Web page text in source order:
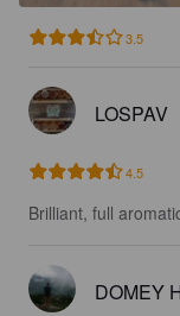
3.5
LOSPAV
4.5
Brilliant, full
DOMEY